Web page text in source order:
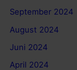
September 2024
August 2024
Juni 2024
April 2024